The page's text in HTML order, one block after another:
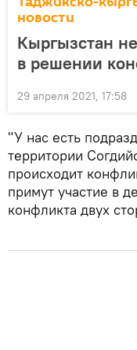
новости
Кыргызстан
в решении
29 апреля 2021, 17:58
"У нас есть
территории
происходит
примут участие в
конфликта двух